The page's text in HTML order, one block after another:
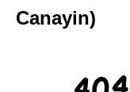
Canayin)